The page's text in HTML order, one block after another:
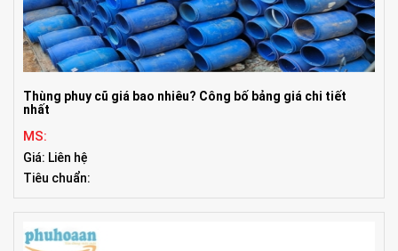
Thùng phuy cũ giá bao nhiêu? Công bố bảng giá chi tiết
nhất
MS:
Giá: Liên hệ
Tiêu chuẩn: